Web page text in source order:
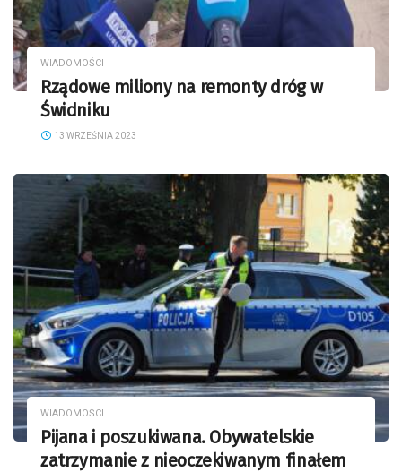
WIADOMOŚCI
Rządowe miliony na remonty dróg w
Świdniku
13 WRZEŚNIA 2023
WIADOMOŚCI
Pijana i poszukiwana. Obywatelskie
zatrzymanie z nieoczekiwanym finałem